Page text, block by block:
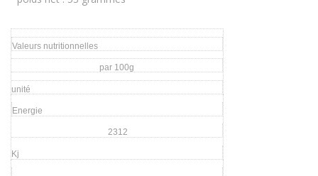
Valeurs nutritionnelles
par 100g
unité
Energie
2312
Kj